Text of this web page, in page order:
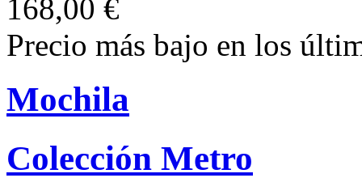
168,00 €
Precio más bajo en los
Mochila
Colección Metro